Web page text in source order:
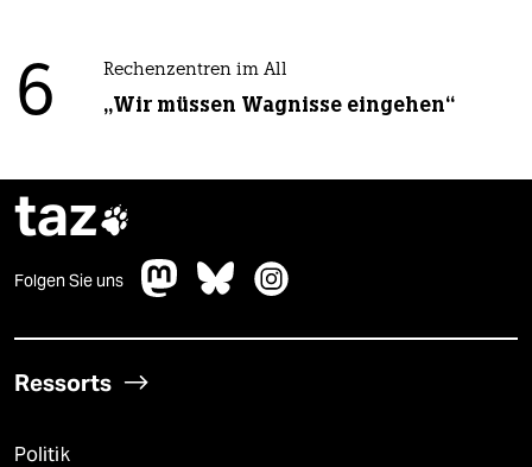
6 Rechenzentren im All
„Wir müssen Wagnisse eingehen“
taz
Folgen Sie uns
Ressorts
Politik